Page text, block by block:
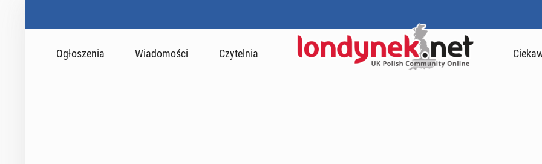
Ogłoszenia Wiadomości Czytelnia